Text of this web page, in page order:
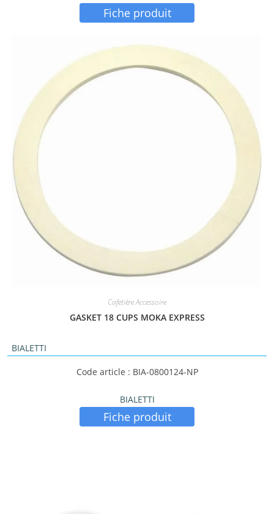
Fiche produit
Cafetière Accessoire
GASKET 18 CUPS MOKA EXPRESS
BIALETTI
Code article : BIA-0800124-NP
BIALETTI
Fiche produit